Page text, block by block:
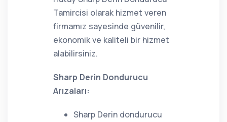
Tamircisi olarak hizmet veren
firmamız sayesinde güvenilir,
ekonomik ve kaliteli bir hizmet
alabilirsiniz.
Sharp Derin Dondurucu
Arızaları:
Sharp Derin dondurucu